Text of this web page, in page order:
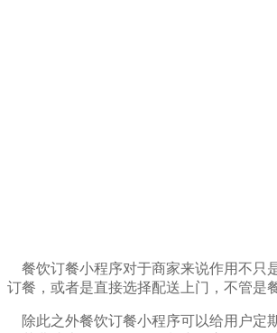
餐饮订餐小程序对于商家来说作用不只
订餐，或者是直接选择配送上门，不管是
除此之外餐饮订餐小程序可以给用户定